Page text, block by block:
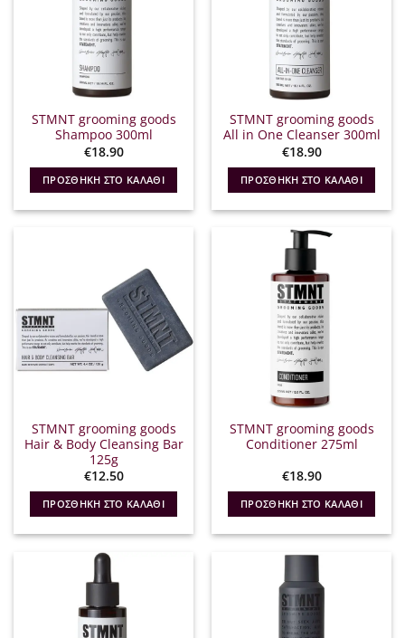
STMNT grooming goods
Shampoo 300ml
€18.90
ΠΡΟΣΘΉΚΗ ΣΤΟ ΚΑΛΆΘΙ
STMNT grooming goods
All in One Cleanser 300ml
€18.90
ΠΡΟΣΘΉΚΗ ΣΤΟ ΚΑΛΆΘΙ
STMNT grooming goods
Hair & Body Cleansing Bar
125g
€12.50
ΠΡΟΣΘΉΚΗ ΣΤΟ ΚΑΛΆΘΙ
STMNT grooming goods
Conditioner 275ml
€18.90
ΠΡΟΣΘΉΚΗ ΣΤΟ ΚΑΛΆΘΙ